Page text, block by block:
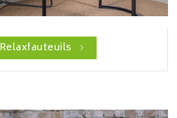
Relaxfauteuils